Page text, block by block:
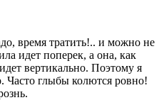
время тратить!.. и можно не
идет поперек, а она, как
вертикально. Поэтому я
Часто глыбы колются ровно!